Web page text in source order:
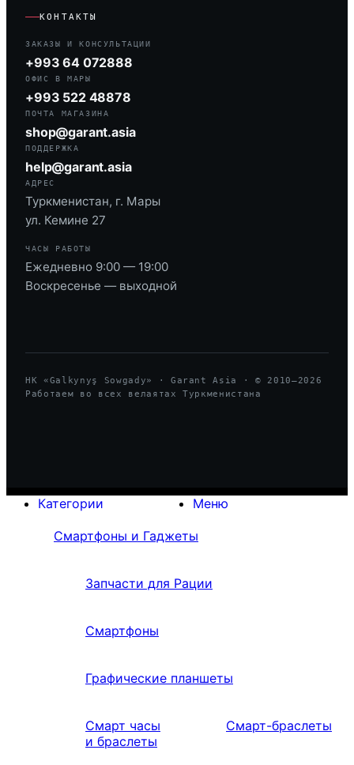
КОНТАКТЫ
ЗАКАЗЫ И КОНСУЛЬТАЦИИ
+993 64 072888
ОФИС В МАРЫ
+993 522 48878
ПОЧТА МАГАЗИНА
shop@garant.asia
ПОДДЕРЖКА
help@garant.asia
АДРЕС
Туркменистан, г. Мары
ул. Кемине 27
ЧАСЫ РАБОТЫ
Ежедневно 9:00 — 19:00
Воскресенье — выходной
HK «Galkynyş Sowgady» · Garant Asia · © 2010—2026
Работаем во всех велаятах Туркменистана
Меню
Категории
Смартфоны и Гаджеты
Запчасти для Рации
Смартфоны
Графические планшеты
Смарт часы
и браслеты
Смарт-браслеты